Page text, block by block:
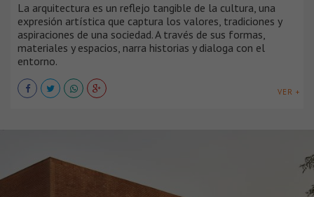
La arquitectura es un reflejo tangible de la cultura, una
expresión artística que captura los valores, tradiciones y
aspiraciones de una sociedad. A través de sus formas,
materiales y espacios, narra historias y dialoga con el
entorno.
VER +